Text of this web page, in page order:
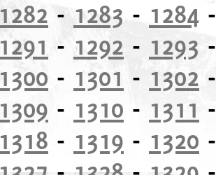
1282 - 1283 - 1284
1291 - 1292 - 1293
1300 - 1301 - 1302
1309 - 1310 - 1311
1318 - 1319 - 1320